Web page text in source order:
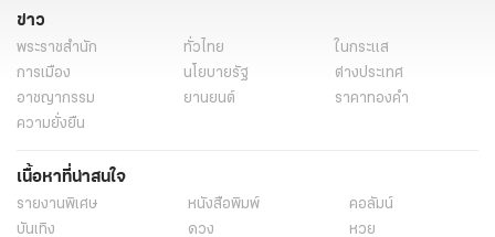
ข่าว
พระราชสำนัก ทั่วไทย
ในกระแส
การเมือง
นโยบายรัฐ
ต่างประเทศ
อาชญากรรม
ยานยนต์
ราคาทองคำ
ความยั่งยืน
เนื้อหาที่น่าสนใจ
รายงานพิเศษ หนังสือพิมพ์
คอลัมน์
บันเทิง
ดวง
หวย